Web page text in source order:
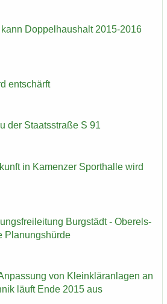
Dop­pel­haus­halt 2015-2016
ent­schärft
der Staats­stra­ße S 91
in Ka­men­zer Sport­hal­le wird
Burg­städt - Ober­els­
Pla­nungs­hür­de
von Klein­klär­an­la­gen an
läuft Ende 2015 aus